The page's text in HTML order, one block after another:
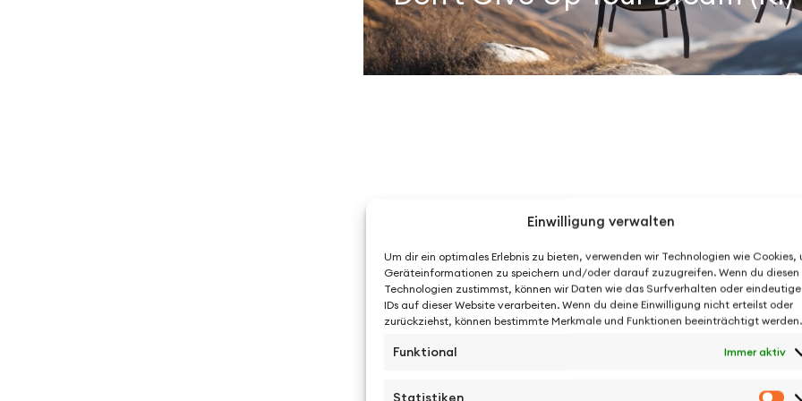
Einwilligung verwalten
Um dir ein optimales Erlebnis zu bieten, verwenden wir Technologien wie Cookies,
Geräteinformationen zu speichern und/oder darauf zuzugreifen. Wenn du diesen
Technologien zustimmst, können wir Daten wie das Surfverhalten oder eindeutige
IDs auf dieser Website verarbeiten. Wenn du deine Einwilligung nicht erteilst oder
zurückziehst, können bestimmte Merkmale und Funktionen beeinträchtigt werden.
Funktional Immer aktiv
Statistiken